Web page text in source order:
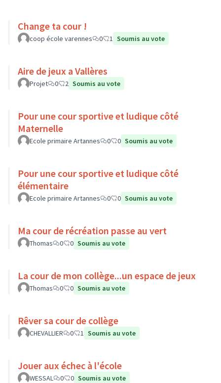
Change ta cour !
coop école varennes 0 1 Soumis au vote
Aire de jeux a Vallères
Projet 0 2 Soumis au vote
Pour une cour sportive et ludique côté
Maternelle
Ecole primaire Artannes 0 0 Soumis au vote
Pour une cour sportive et ludique côté
élémentaire
Ecole primaire Artannes 0 0 Soumis au vote
Ma cour de récréation passe au vert
Thomas 0 0 Soumis au vote
La cour de mon collège...un espace de jeux
Thomas 0 0 Soumis au vote
Rêver sa cour de collège
CHEVALLIER 0 1 Soumis au vote
Jouer aux échec à l'école
WESSAL 0 0 Soumis au vote